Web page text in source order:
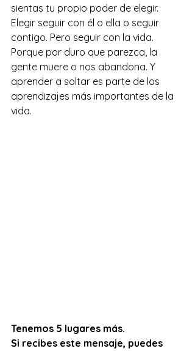
sientas tu propio poder de elegir.
Elegir seguir con él o ella o seguir
contigo. Pero seguir con la vida.
Porque por duro que parezca, la
gente muere o nos abandona. Y
aprender a soltar es parte de los
aprendizajes más importantes de la
vida.
Tenemos 5 lugares más.
Si recibes este mensaje, puedes